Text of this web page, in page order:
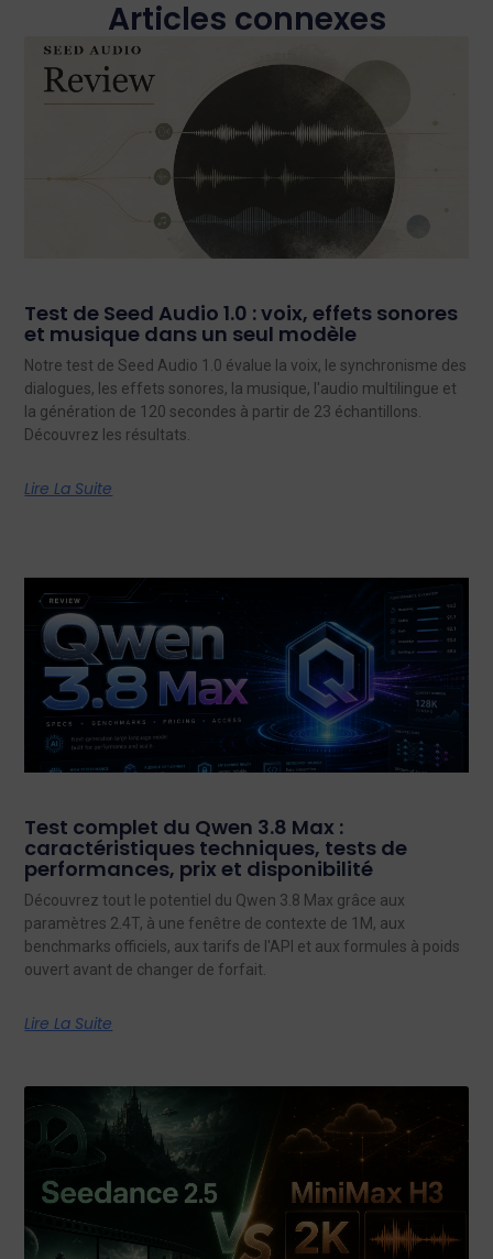
Articles connexes
Test de Seed Audio 1.0 : voix, effets sonores
et musique dans un seul modèle
Notre test de Seed Audio 1.0 évalue la voix, le synchronisme des
dialogues, les effets sonores, la musique, l'audio multilingue et
la génération de 120 secondes à partir de 23 échantillons.
Découvrez les résultats.
Lire La Suite
Test complet du Qwen 3.8 Max :
caractéristiques techniques, tests de
performances, prix et disponibilité
Découvrez tout le potentiel du Qwen 3.8 Max grâce aux
paramètres 2.4T, à une fenêtre de contexte de 1M, aux
benchmarks officiels, aux tarifs de l'API et aux formules à poids
ouvert avant de changer de forfait.
Lire La Suite